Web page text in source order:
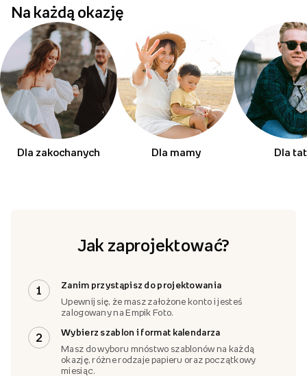
Na każdą okazję
Dla zakochanych Dla mamy Dla
Jak zaprojektować?
1
Zanim przystąpisz do projektowania
Upewnij się, że masz założone konto i jesteś
zalogowany na Empik Foto.
2
Wybierz szablon i format kalendarza
Masz do wyboru mnóstwo szablonów na każdą
okazję, różne rodzaje papieru oraz początkowy
miesiąc.